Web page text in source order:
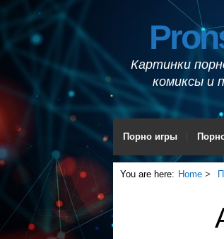
Картинки
комиксы и
Порно игры
You are here: Home